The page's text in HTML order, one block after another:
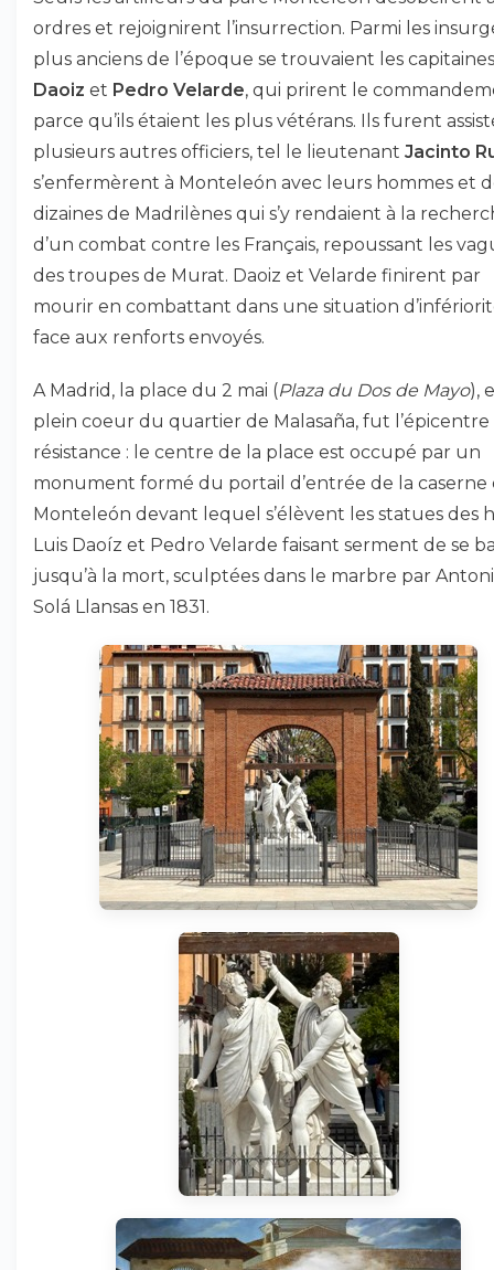
ordres et rejoignirent l’insurrection. Parmi les
plus anciens de l’époque se trouvaient les
Daoiz et Pedro Velarde, qui prirent le
parce qu’ils étaient les plus vétérans. Ils furent
plusieurs autres officiers, tel le lieutenant Jacinto
s’enfermèrent à Monteleón avec leurs hommes et
dizaines de Madrilènes qui s’y rendaient à la
d’un combat contre les Français, repoussant les
des troupes de Murat. Daoiz et Velarde finirent par
mourir en combattant dans une situation
face aux renforts envoyés.
A Madrid, la place du 2 mai (Plaza du Dos de Mayo),
plein coeur du quartier de Malasaña, fut l’épicentre
résistance : le centre de la place est occupé par un
monument formé du portail d’entrée de la caserne
Monteleón devant lequel s’élèvent les statues des
Luis Daoíz et Pedro Velarde faisant serment de se
jusqu’à la mort, sculptées dans le marbre par
Solá Llansas en 1831.